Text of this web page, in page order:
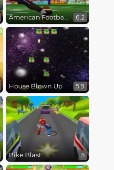
American Football Kicks 6.2
House Blown Up 5.9
Bike Blast 5